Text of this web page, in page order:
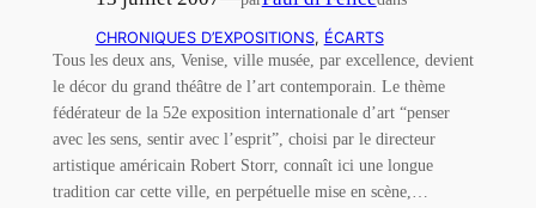
CHRONIQUES D’EXPOSITIONS, ÉCARTS
Tous les deux ans, Venise, ville musée, par excellence, devient
le décor du grand théâtre de l’art contemporain. Le thème
fédérateur de la 52e exposition internationale d’art “penser
avec les sens, sentir avec l’esprit”, choisi par le directeur
artistique américain Robert Storr, connaît ici une longue
tradition car cette ville, en perpétuelle mise en scène,…